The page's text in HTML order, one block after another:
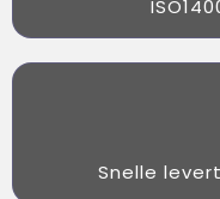
Snelle